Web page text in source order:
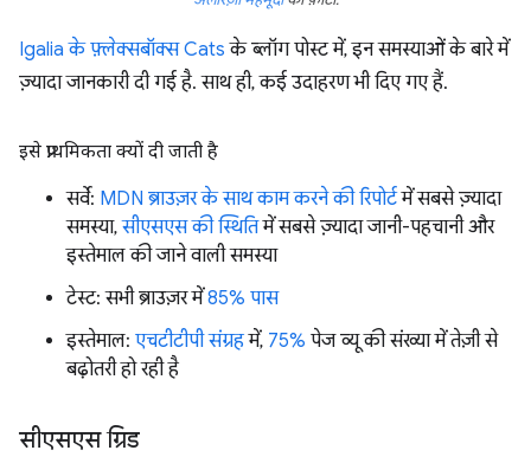
Igalia के फ़्लेक्सबॉक्स Cats के ब्लॉग पोस्ट में, इन समस्याओं के बारे में
ज़्यादा जानकारी दी गई है. साथ ही, कई उदाहरण भी दिए गए हैं.
इसे प्राथमिकता क्यों दी जाती है
सर्वे: MDN ब्राउज़र के साथ काम करने की रिपोर्टमें सबसे ज़्यादा
समस्या,सीएसएस की स्थितिमें सबसे ज़्यादा जानी-पहचानी और
इस्तेमाल की जाने वाली समस्या
टेस्ट: सभी ब्राउज़र में85% पास
इस्तेमाल: एचटीटीपी संग्रहमें, 75% पेज व्यू की संख्या में तेज़ी से
बढ़ोतरी हो रही है
सीएसएस ग्रिड